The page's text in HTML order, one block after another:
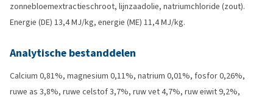
zonnebloemextractieschroot, lijnzaadolie, natriumchloride (zout).
Energie (DE) 13,4 MJ/kg, energie (ME) 11,4 MJ/kg.
Analytische bestanddelen
Calcium 0,81%, magnesium 0,11%, natrium 0,01%, fosfor 0,26%,
ruwe as 3,8%, ruwe celstof 3,7%, ruw vet 4,7%, ruw eiwit 9,2%,